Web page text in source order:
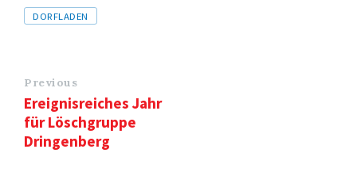
Tags
DORFLADEN
Previous
Ereignisreiches Jahr
für Löschgruppe
Dringenberg